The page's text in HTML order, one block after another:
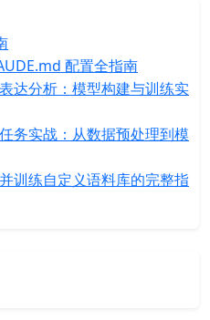
配置全指南
达分析：模型构建与训练实
务实战：从数据预处理到模
训练自定义语料库的完整指